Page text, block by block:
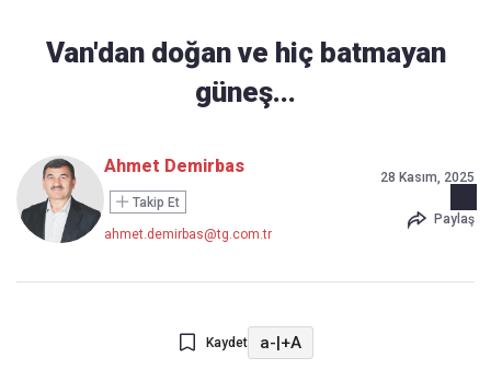
Van'dan doğan ve hiç batmayan
güneş...
Ahmet Demirbas
Takip Et
ahmet.demirbas@tg.com.tr
28 Kasım, 2025
Paylaş
Kaydet a-|+A